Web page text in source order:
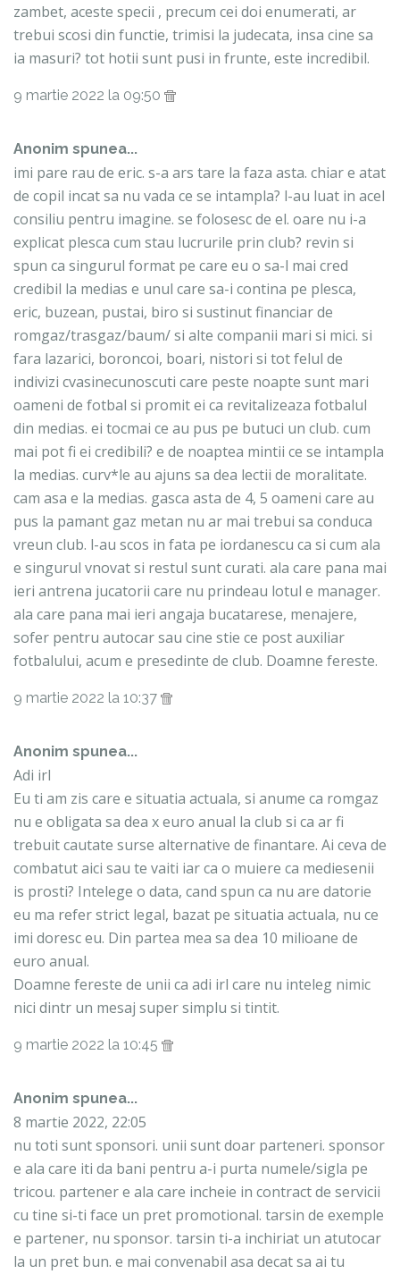
zambet, aceste specii , precum cei doi enumerati, ar
trebui scosi din functie, trimisi la judecata, insa cine sa
ia masuri? tot hotii sunt pusi in frunte, este incredibil.
9 martie 2022 la 09:50
Anonim spunea...
imi pare rau de eric. s-a ars tare la faza asta. chiar e atat
de copil incat sa nu vada ce se intampla? l-au luat in acel
consiliu pentru imagine. se folosesc de el. oare nu i-a
explicat plesca cum stau lucrurile prin club? revin si
spun ca singurul format pe care eu o sa-l mai cred
credibil la medias e unul care sa-i contina pe plesca,
eric, buzean, pustai, biro si sustinut financiar de
romgaz/trasgaz/baum/ si alte companii mari si mici. si
fara lazarici, boroncoi, boari, nistori si tot felul de
indivizi cvasinecunoscuti care peste noapte sunt mari
oameni de fotbal si promit ei ca revitalizeaza fotbalul
din medias. ei tocmai ce au pus pe butuci un club. cum
mai pot fi ei credibili? e de noaptea mintii ce se intampla
la medias. curv*le au ajuns sa dea lectii de moralitate.
cam asa e la medias. gasca asta de 4, 5 oameni care au
pus la pamant gaz metan nu ar mai trebui sa conduca
vreun club. l-au scos in fata pe iordanescu ca si cum ala
e singurul vnovat si restul sunt curati. ala care pana mai
ieri antrena jucatorii care nu prindeau lotul e manager.
ala care pana mai ieri angaja bucatarese, menajere,
sofer pentru autocar sau cine stie ce post auxiliar
fotbalului, acum e presedinte de club. Doamne fereste.
9 martie 2022 la 10:37
Anonim spunea...
Adi irl
Eu ti am zis care e situatia actuala, si anume ca romgaz
nu e obligata sa dea x euro anual la club si ca ar fi
trebuit cautate surse alternative de finantare. Ai ceva de
combatut aici sau te vaiti iar ca o muiere ca mediesenii
is prosti? Intelege o data, cand spun ca nu are datorie
eu ma refer strict legal, bazat pe situatia actuala, nu ce
imi doresc eu. Din partea mea sa dea 10 milioane de
euro anual.
Doamne fereste de unii ca adi irl care nu inteleg nimic
nici dintr un mesaj super simplu si tintit.
9 martie 2022 la 10:45
Anonim spunea...
8 martie 2022, 22:05
nu toti sunt sponsori. unii sunt doar parteneri. sponsor
e ala care iti da bani pentru a-i purta numele/sigla pe
tricou. partener e ala care incheie in contract de servicii
cu tine si-ti face un pret promotional. tarsin de exemple
e partener, nu sponsor. tarsin ti-a inchiriat un atutocar
la un pret bun. e mai convenabil asa decat sa ai tu